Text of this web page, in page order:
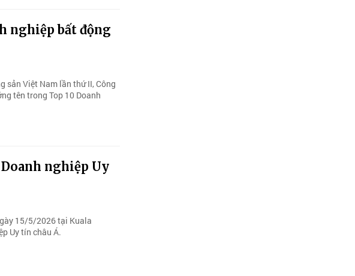
nghiệp bất động
sản Việt Nam lần thứ II, Công
tên trong Top 10 Doanh
nghiệp Uy
15/5/2026 tại Kuala
Uy tín châu Á.